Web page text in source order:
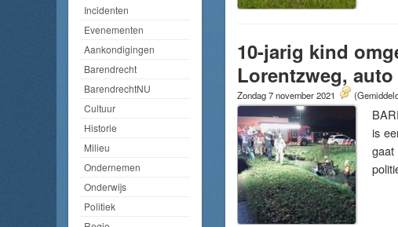
Incidenten
Evenementen
Aankondigingen
Barendrecht
BarendrechtNU
Cultuur
Historie
Milieu
Ondernemen
Onderwijs
Politiek
10-jarig kind
Lorentzweg,
Zondag 7 november 2021
is